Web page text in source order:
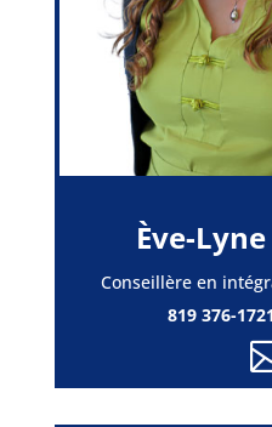
Ève-
Conseillère en
819 376-